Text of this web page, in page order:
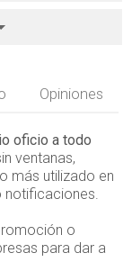
Opiniones
oficio a todo
ventanas,
más utilizado en
o
para dar a